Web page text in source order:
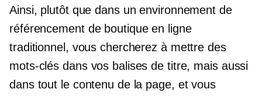
Ainsi, plutôt que dans un environnement de
référencement de boutique en ligne
traditionnel, vous chercherez à mettre des
mots-clés dans vos balises de titre, mais aussi
dans tout le contenu de la page, et vous